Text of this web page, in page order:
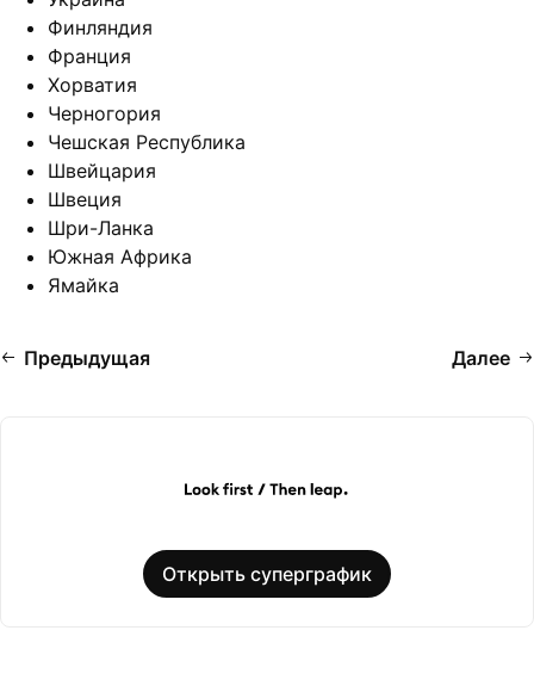
Финляндия
Франция
Хорватия
Черногория
Чешская Республика
Швейцария
Швеция
Шри-Ланка
Южная Африка
Ямайка
Предыдущая Далее
Открыть суперграфик